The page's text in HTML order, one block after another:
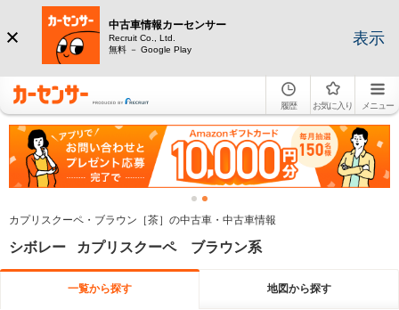
中古車情報カーセンサー
Recruit Co., Ltd.
無料 － Google Play
表示
履歴 お気に入り メニュー
カプリスクーペ・ブラウン［茶］の中古車・中古車情報
シボレー カプリスクーペ ブラウン系
一覧から探す 地図から探す